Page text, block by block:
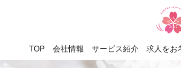
TOP 会社情報 サービス紹介 求人をお